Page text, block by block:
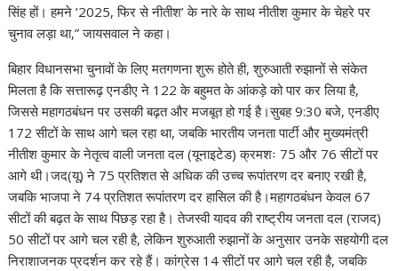
सिंह हों। हमने ‘2025, फिर से नीतीश’ के नारे के साथ नीतीश कुमार के चेहरे पर
चुनाव लड़ा था,” जायसवाल ने कहा।
बिहार विधानसभा चुनावों के लिए मतगणना शुरू होते ही, शुरुआती रुझानों से संकेत
मिलता है कि सत्तारूढ़ एनडीए ने 122 के बहुमत के आंकड़े को पार कर लिया है,
जिससे महागठबंधन पर उसकी बढ़त और मजबूत हो गई है।सुबह 9:30 बजे, एनडीए
172 सीटों के साथ आगे चल रहा था, जबकि भारतीय जनता पार्टी और मुख्यमंत्री
नीतीश कुमार के नेतृत्व वाली जनता दल (यूनाइटेड) क्रमशः 75 और 76 सीटों पर
आगे थी।जद(यू) ने 75 प्रतिशत से अधिक की उच्च रूपांतरण दर बनाए रखी है,
जबकि भाजपा ने 74 प्रतिशत रूपांतरण दर हासिल की है।महागठबंधन केवल 67
सीटों की बढ़त के साथ पिछड़ रहा है। तेजस्वी यादव की राष्ट्रीय जनता दल (राजद)
50 सीटों पर आगे चल रही है, लेकिन शुरुआती रुझानों के अनुसार उनके सहयोगी दल
निराशाजनक प्रदर्शन कर रहे हैं। कांग्रेस 14 सीटों पर आगे चल रही है, जबकि